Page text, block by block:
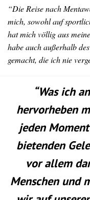
“Die Reise nach
mich, sowohl auf
hat mich völlig aus
habe auch außerhalb
gemacht, die ich nie
“Was ich
hervorheben
jeden
bietenden
vor allem
Menschen und